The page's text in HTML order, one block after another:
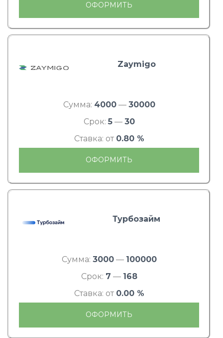
ОФОРМИТЬ
Zaymigo
Сумма: 4000— 30000
Срок: 5— 30
Ставка: от 0.80 %
ОФОРМИТЬ
Турбозайм
Сумма: 3000— 100000
Срок: 7 — 168
Ставка: от 0.00 %
ОФОРМИТЬ